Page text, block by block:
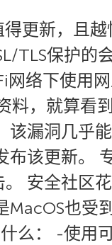
更新，且越
TLS保护的
网络下使用
料，就算看
该漏洞几乎
布该更新。
安全社区
MacOS也受
么： -使用